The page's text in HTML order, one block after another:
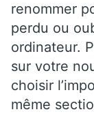
renommer
perdu ou
ordinateur.
sur votre
choisir
même